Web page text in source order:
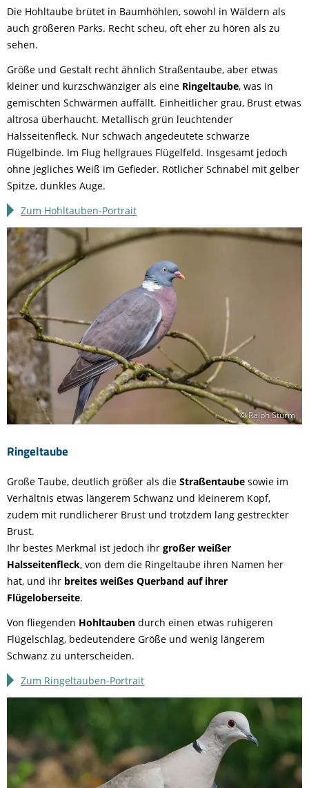
Die Hohltaube brütet in Baumhöhlen, sowohl in Wäldern als
auch größeren Parks. Recht scheu, oft eher zu hören als zu
sehen.
Größe und Gestalt recht ähnlich Straßentaube, aber etwas
kleiner und kurzschwänziger als eine Ringeltaube, was in
gemischten Schwärmen auffällt. Einheitlicher grau, Brust etwas
altrosa überhaucht. Metallisch grün leuchtender
Halsseitenfleck. Nur schwach angedeutete schwarze
Flügelbinde. Im Flug hellgraues Flügelfeld. Insgesamt jedoch
ohne jegliches Weiß im Gefieder. Rötlicher Schnabel mit gelber
Spitze, dunkles Auge.
Zum Hohltauben-Portrait
Ringeltaube
© Ralph Sturm
Große Taube, deutlich größer als die Straßentaube sowie im
Verhältnis etwas längerem Schwanz und kleinerem Kopf,
zudem mit rundlicherer Brust und trotzdem lang gestreckter
Brust.
Ihr bestes Merkmal ist jedoch ihr großer weißer
Halsseitenfleck, von dem die Ringeltaube ihren Namen her
hat, und ihr breites weißes Querband auf ihrer
Flügeloberseite.
Von fliegenden Hohltauben durch einen etwas ruhigeren
Flügelschlag, bedeutendere Größe und wenig längerem
Schwanz zu unterscheiden.
Zum Ringeltauben-Portrait